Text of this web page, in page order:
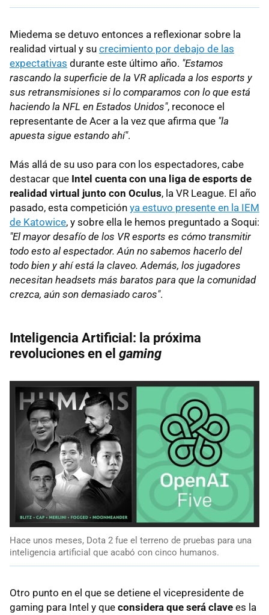
Miedema se detuvo entonces a reflexionar sobre la
realidad virtual y su crecimiento por debajo de las
expectativas durante este último año. "Estamos
rascando la superficie de la VR aplicada a los esports y
sus retransmisiones si lo comparamos con lo que está
haciendo la NFL en Estados Unidos", reconoce el
representante de Acer a la vez que afirma que "la
apuesta sigue estando ahí".
Más allá de su uso para con los espectadores, cabe
destacar que Intel cuenta con una liga de esports de
realidad virtual junto con Oculus, la VR League. El año
pasado, esta competición ya estuvo presente en la IEM
de Katowice, y sobre ella le hemos preguntado a Soqui:
"El mayor desafío de los VR esports es cómo transmitir
todo esto al espectador. Aún no sabemos hacerlo del
todo bien y ahí está la claveo. Además, los jugadores
necesitan headsets más baratos para que la comunidad
crezca, aún son demasiado caros".
Inteligencia Artificial: la próxima
revoluciones en el gaming
Hace unos meses, Dota 2 fue el terreno de pruebas para una
inteligencia artificial que acabó con cinco humanos.
Otro punto en el que se detiene el vicepresidente de
gaming para Intel y que considera que será clave es la